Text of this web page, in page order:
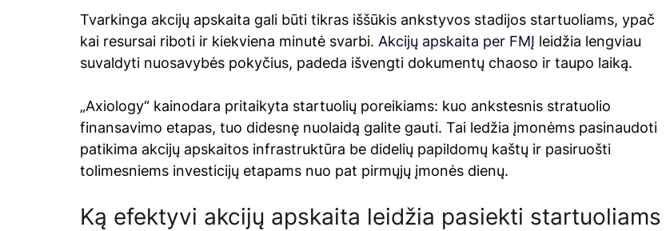
Tvarkinga akcijų apskaita gali būti tikras iššūkis ankstyvos stadijos startuoliams, ypač
kai resursai riboti ir kiekviena minutė svarbi. Akcijų apskaita per FMĮ leidžia lengviau
suvaldyti nuosavybės pokyčius, padeda išvengti dokumentų chaoso ir taupo laiką.
„Axiology“ kainodara pritaikyta startuolių poreikiams: kuo ankstesnis stratuolio
finansavimo etapas, tuo didesnę nuolaidą galite gauti. Tai ledžia įmonėms pasinaudoti
patikima akcijų apskaitos infrastruktūra be didelių papildomų kaštų ir pasiruošti
tolimesniems investicijų etapams nuo pat pirmųjų įmonės dienų.
Ką efektyvi akcijų apskaita leidžia pasiekti startuoliams